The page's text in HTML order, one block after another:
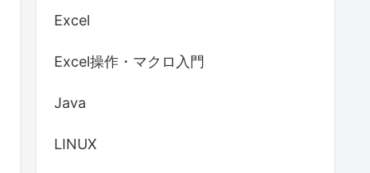
Excel
Excel操作・マクロ入門
Java
LINUX